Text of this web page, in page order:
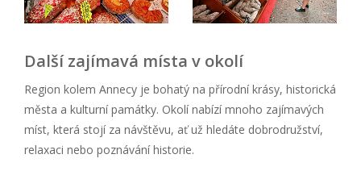
Další zajímavá místa v okolí
Region kolem Annecy je bohatý na přírodní krásy, historická
města a kulturní památky. Okolí nabízí mnoho zajímavých
míst, která stojí za návštěvu, ať už hledáte dobrodružství,
relaxaci nebo poznávání historie.